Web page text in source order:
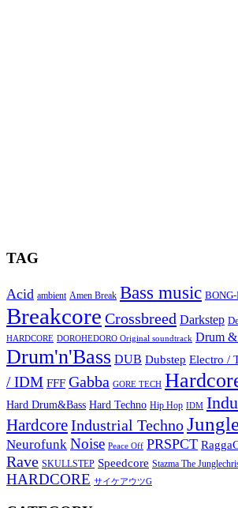
TAG
Acid ambient Amen Break Bass music
Breakcore Crossbreed Darkstep
HARDCORE DOROHEDORO Original soundtrack Drum &
Drum'n'Bass DUB Dubstep Electro /
/ IDM FFF Gabba GORE TECH
Hard Drum&Bass Hard Techno Hip Hop IDM
HardcoreIndustrial Techno
Neurofunk Noise Peace Off PRSPCT
Rave SKULLSTEP Speedcore Stazma The
HARDCORE サイケアウツG